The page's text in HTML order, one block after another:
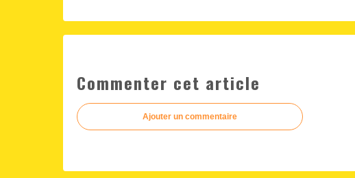
Commenter cet article
Ajouter un commentaire